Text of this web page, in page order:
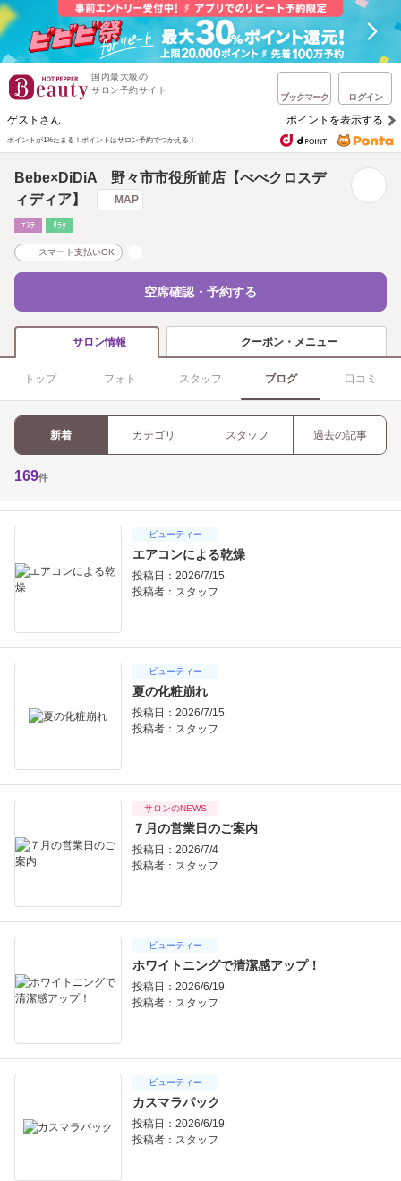
国内最大級の
サロン予約サイト
ブックマーク ログイン
ゲストさん ポイントを表示する
ポイントが1%たまる！ ポイントはサロン予約でつかえる！
Bebe×DiDiA 野々市市役所前店【べべクロスデ
ィディア】
MAP
ｴｽﾃ ﾘﾗｸ
スマート支払いOK
空席確認・予約する
サロン情報 クーポン・メニュー
トップ フォト スタッフ ブログ 口コミ
新着 カテゴリ スタッフ 過去の記事
169件
ビューティー
エアコンによる乾燥
投稿日：2026/7/15
投稿者： スタッフ
ビューティー
夏の化粧崩れ
投稿日：2026/7/15
投稿者： スタッフ
サロンのNEWS
７月の営業日のご案内
投稿日：2026/7/4
投稿者： スタッフ
ビューティー
ホワイトニングで清潔感アップ！
投稿日：2026/6/19
投稿者： スタッフ
ビューティー
カスマラパック
投稿日：2026/6/19
投稿者： スタッフ